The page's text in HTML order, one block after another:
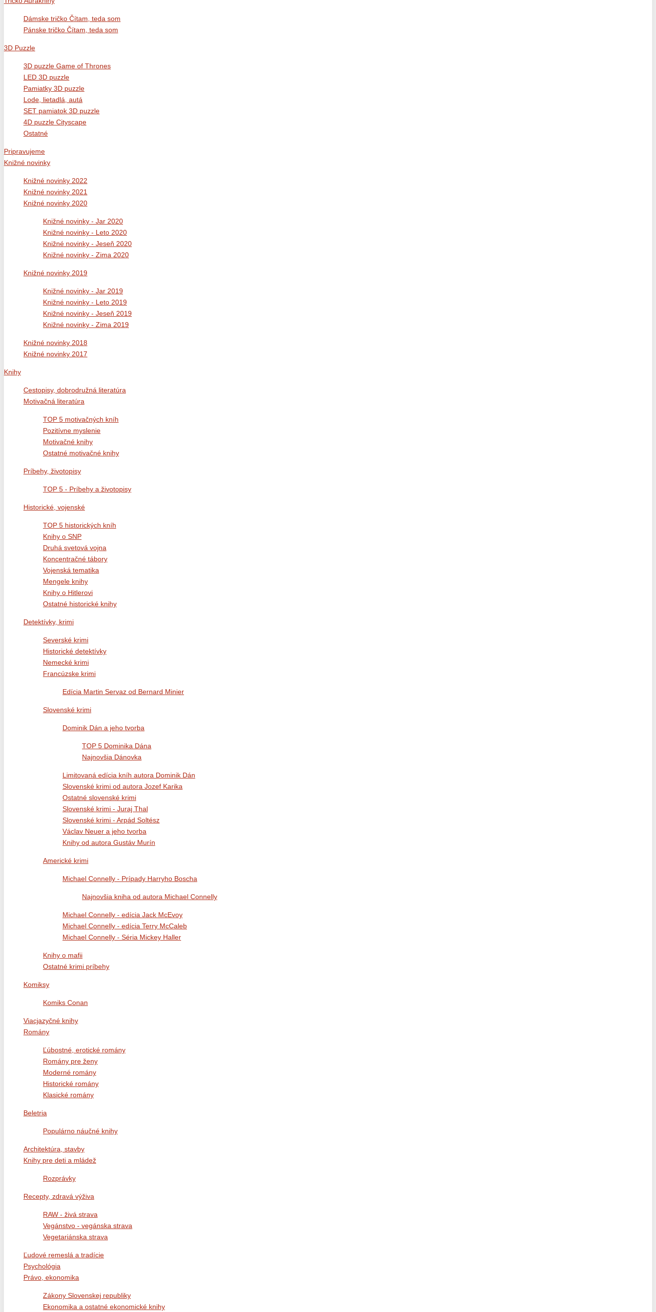
Dámske tričko Čítam, teda som
Pánske tričko Čítam, teda som
3D Puzzle
3D puzzle Game of Thrones
LED 3D puzzle
Pamiatky 3D puzzle
Lode, lietadlá, autá
SET pamiatok 3D puzzle
4D puzzle Cityscape
Ostatné
Pripravujeme
Knižné novinky
Knižné novinky 2022
Knižné novinky 2021
Knižné novinky 2020
Knižné novinky - Jar 2020
Knižné novinky - Leto 2020
Knižné novinky - Jeseň 2020
Knižné novinky - Zima 2020
Knižné novinky 2019
Knižné novinky - Jar 2019
Knižné novinky - Leto 2019
Knižné novinky - Jeseň 2019
Knižné novinky - Zima 2019
Knižné novinky 2018
Knižné novinky 2017
Knihy
Cestopisy, dobrodružná literatúra
Motivačná literatúra
TOP 5 motivačných kníh
Pozitívne myslenie
Motivačné knihy
Ostatné motivačné knihy
Príbehy, životopisy
TOP 5 - Príbehy a životopisy
Historické, vojenské
TOP 5 historických kníh
Knihy o SNP
Druhá svetová vojna
Koncentračné tábory
Vojenská tematika
Mengele knihy
Knihy o Hitlerovi
Ostatné historické knihy
Detektívky, krimi
Severské krimi
Historické detektívky
Nemecké krimi
Francúzske krimi
Edícia Martin Servaz od Bernard Minier
Slovenské krimi
Dominik Dán a jeho tvorba
TOP 5 Dominika Dána
Najnovšia Dánovka
Limitovaná edícia kníh autora Dominik Dán
Slovenské krimi od autora Jozef Karika
Ostatné slovenské krimi
Slovenské krimi - Juraj Thal
Slovenské krimi - Arpád Soltész
Václav Neuer a jeho tvorba
Knihy od autora Gustáv Murín
Americké krimi
Michael Connelly - Prípady Harryho Boscha
Najnovšia kniha od autora Michael Connelly
Michael Connelly - edícia Jack McEvoy
Michael Connelly - edícia Terry McCaleb
Michael Connelly - Séria Mickey Haller
Knihy o mafii
Ostatné krimi príbehy
Komiksy
Komiks Conan
Viacjazyčné knihy
Romány
Ľúbostné, erotické romány
Romány pre ženy
Moderné romány
Historické romány
Klasické romány
Beletria
Populárno náučné knihy
Architektúra, stavby
Knihy pre deti a mládež
Rozprávky
Recepty, zdravá výživa
RAW - živá strava
Vegánstvo - vegánska strava
Vegetariánska strava
Ľudové remeslá a tradície
Psychológia
Právo, ekonomika
Zákony Slovenskej republiky
Ekonomika a ostatné ekonomické knihy